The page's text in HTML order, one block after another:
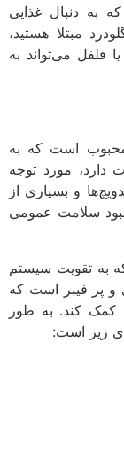
دنبال غذایی
هستید،
می‌تواند به
است که به
مورد توجه
و بسیاری از
سلامت عمومی
تقویت سیستم
فیبر است که
کند. به طور